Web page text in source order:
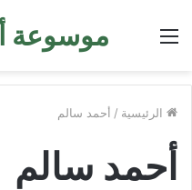
موسوعة القائمة
الرئيسية / أحمد سالم
أحمد سالم